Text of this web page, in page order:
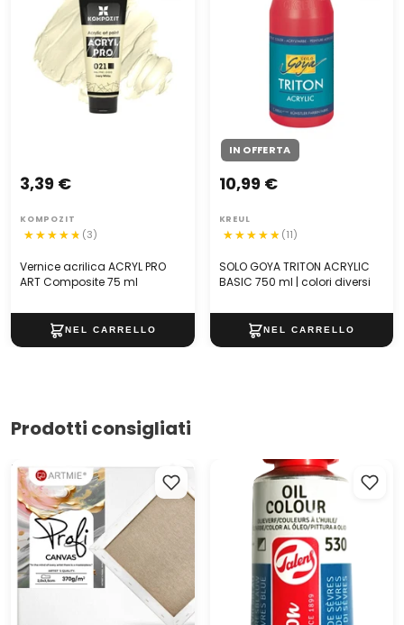
Vernice acrilica ACRYL PRO
ART Composite 75 ml
3,39 €
KOMPOZIT
(3)
IN OFFERTA
SOLO GOYA TRITON ACRYLIC
BASIC 750 ml | colori diversi
10,99 €
KREUL
(11)
Prodotti consigliati
Tela per pittura con telaio
PROFI | dimensioni diverse
Colori ad olio Royal Talens
ArtCreation 40 ml - 36 colori
| colori diversi